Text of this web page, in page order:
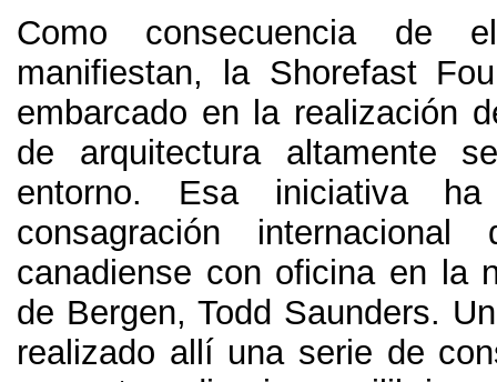
Como consecuencia de
manifiestan,
la Shorefast
embarcado en la realización
de arquitectura altamente
entorno. Esa iniciativa
consagración internacional
canadiense con oficina en la
de Bergen, Todd Saunders.
realizado allí una serie de